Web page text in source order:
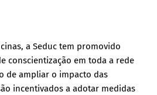
a Seduc tem promovido
conscientização em toda a rede
de ampliar o impacto das
incentivados a adotar medidas